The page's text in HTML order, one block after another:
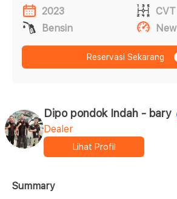
2023
CVT
Bensin
New
Reservasi Sekarang
Dipo pondok Indah - bary
Dealer
Lihat Profil
Summary